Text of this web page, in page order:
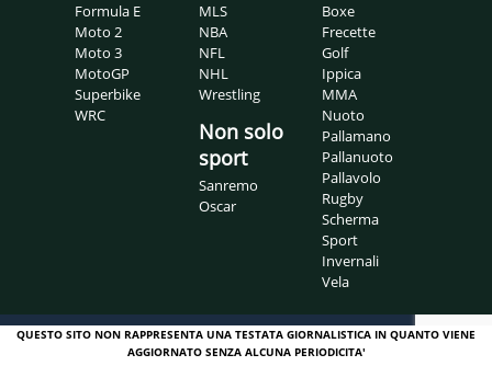
Formula E
Moto 2
Moto 3
MotoGP
Superbike
WRC
MLS
NBA
NFL
NHL
Wrestling
Non solo
sport
Sanremo
Oscar
Boxe
Frecette
Golf
Ippica
MMA
Nuoto
Pallamano
Pallanuoto
Pallavolo
Rugby
Scherma
Sport
Invernali
Vela
QUESTO SITO NON RAPPRESENTA UNA TESTATA GIORNALISTICA IN QUANTO VIENE
AGGIORNATO SENZA ALCUNA PERIODICITA'